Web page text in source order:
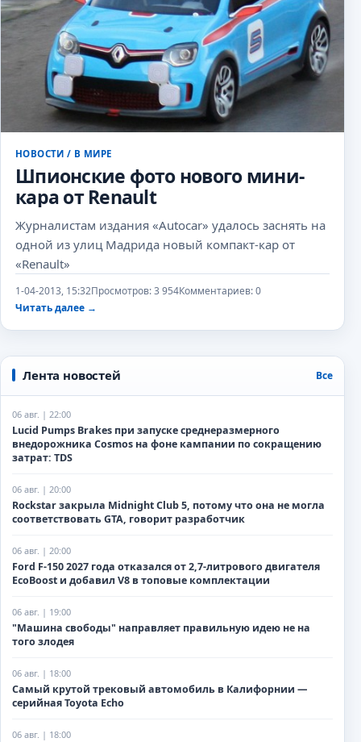
НОВОСТИ / В МИРЕ
Шпионские фото нового мини-
кара от Renault
Журналистам издания «Autocar» удалось заснять на
одной из улиц Мадрида новый компакт-кар от
«Renault»
1-04-2013, 15:32Просмотров: 3 954Комментариев: 0
Читать далее →
Лента новостей Все
06 авг. | 22:00
Lucid Pumps Brakes при запуске среднеразмерного
внедорожника Cosmos на фоне кампании по сокращению
затрат: TDS
06 авг. | 20:00
Rockstar закрыла Midnight Club 5, потому что она не могла
соответствовать GTA, говорит разработчик
06 авг. | 20:00
Ford F-150 2027 года отказался от 2,7-литрового двигателя
EcoBoost и добавил V8 в топовые комплектации
06 авг. | 19:00
"Машина свободы" направляет правильную идею не на
того злодея
06 авг. | 18:00
Самый крутой трековый автомобиль в Калифорнии —
серийная Toyota Echo
06 авг. | 18:00